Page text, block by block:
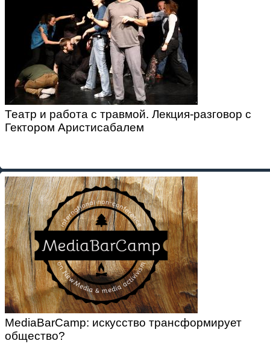
Театр и работа с травмой. Лекция-разговор с
Гектором Аристисабалем
MediaBarCamp: искусство трансформирует
общество?